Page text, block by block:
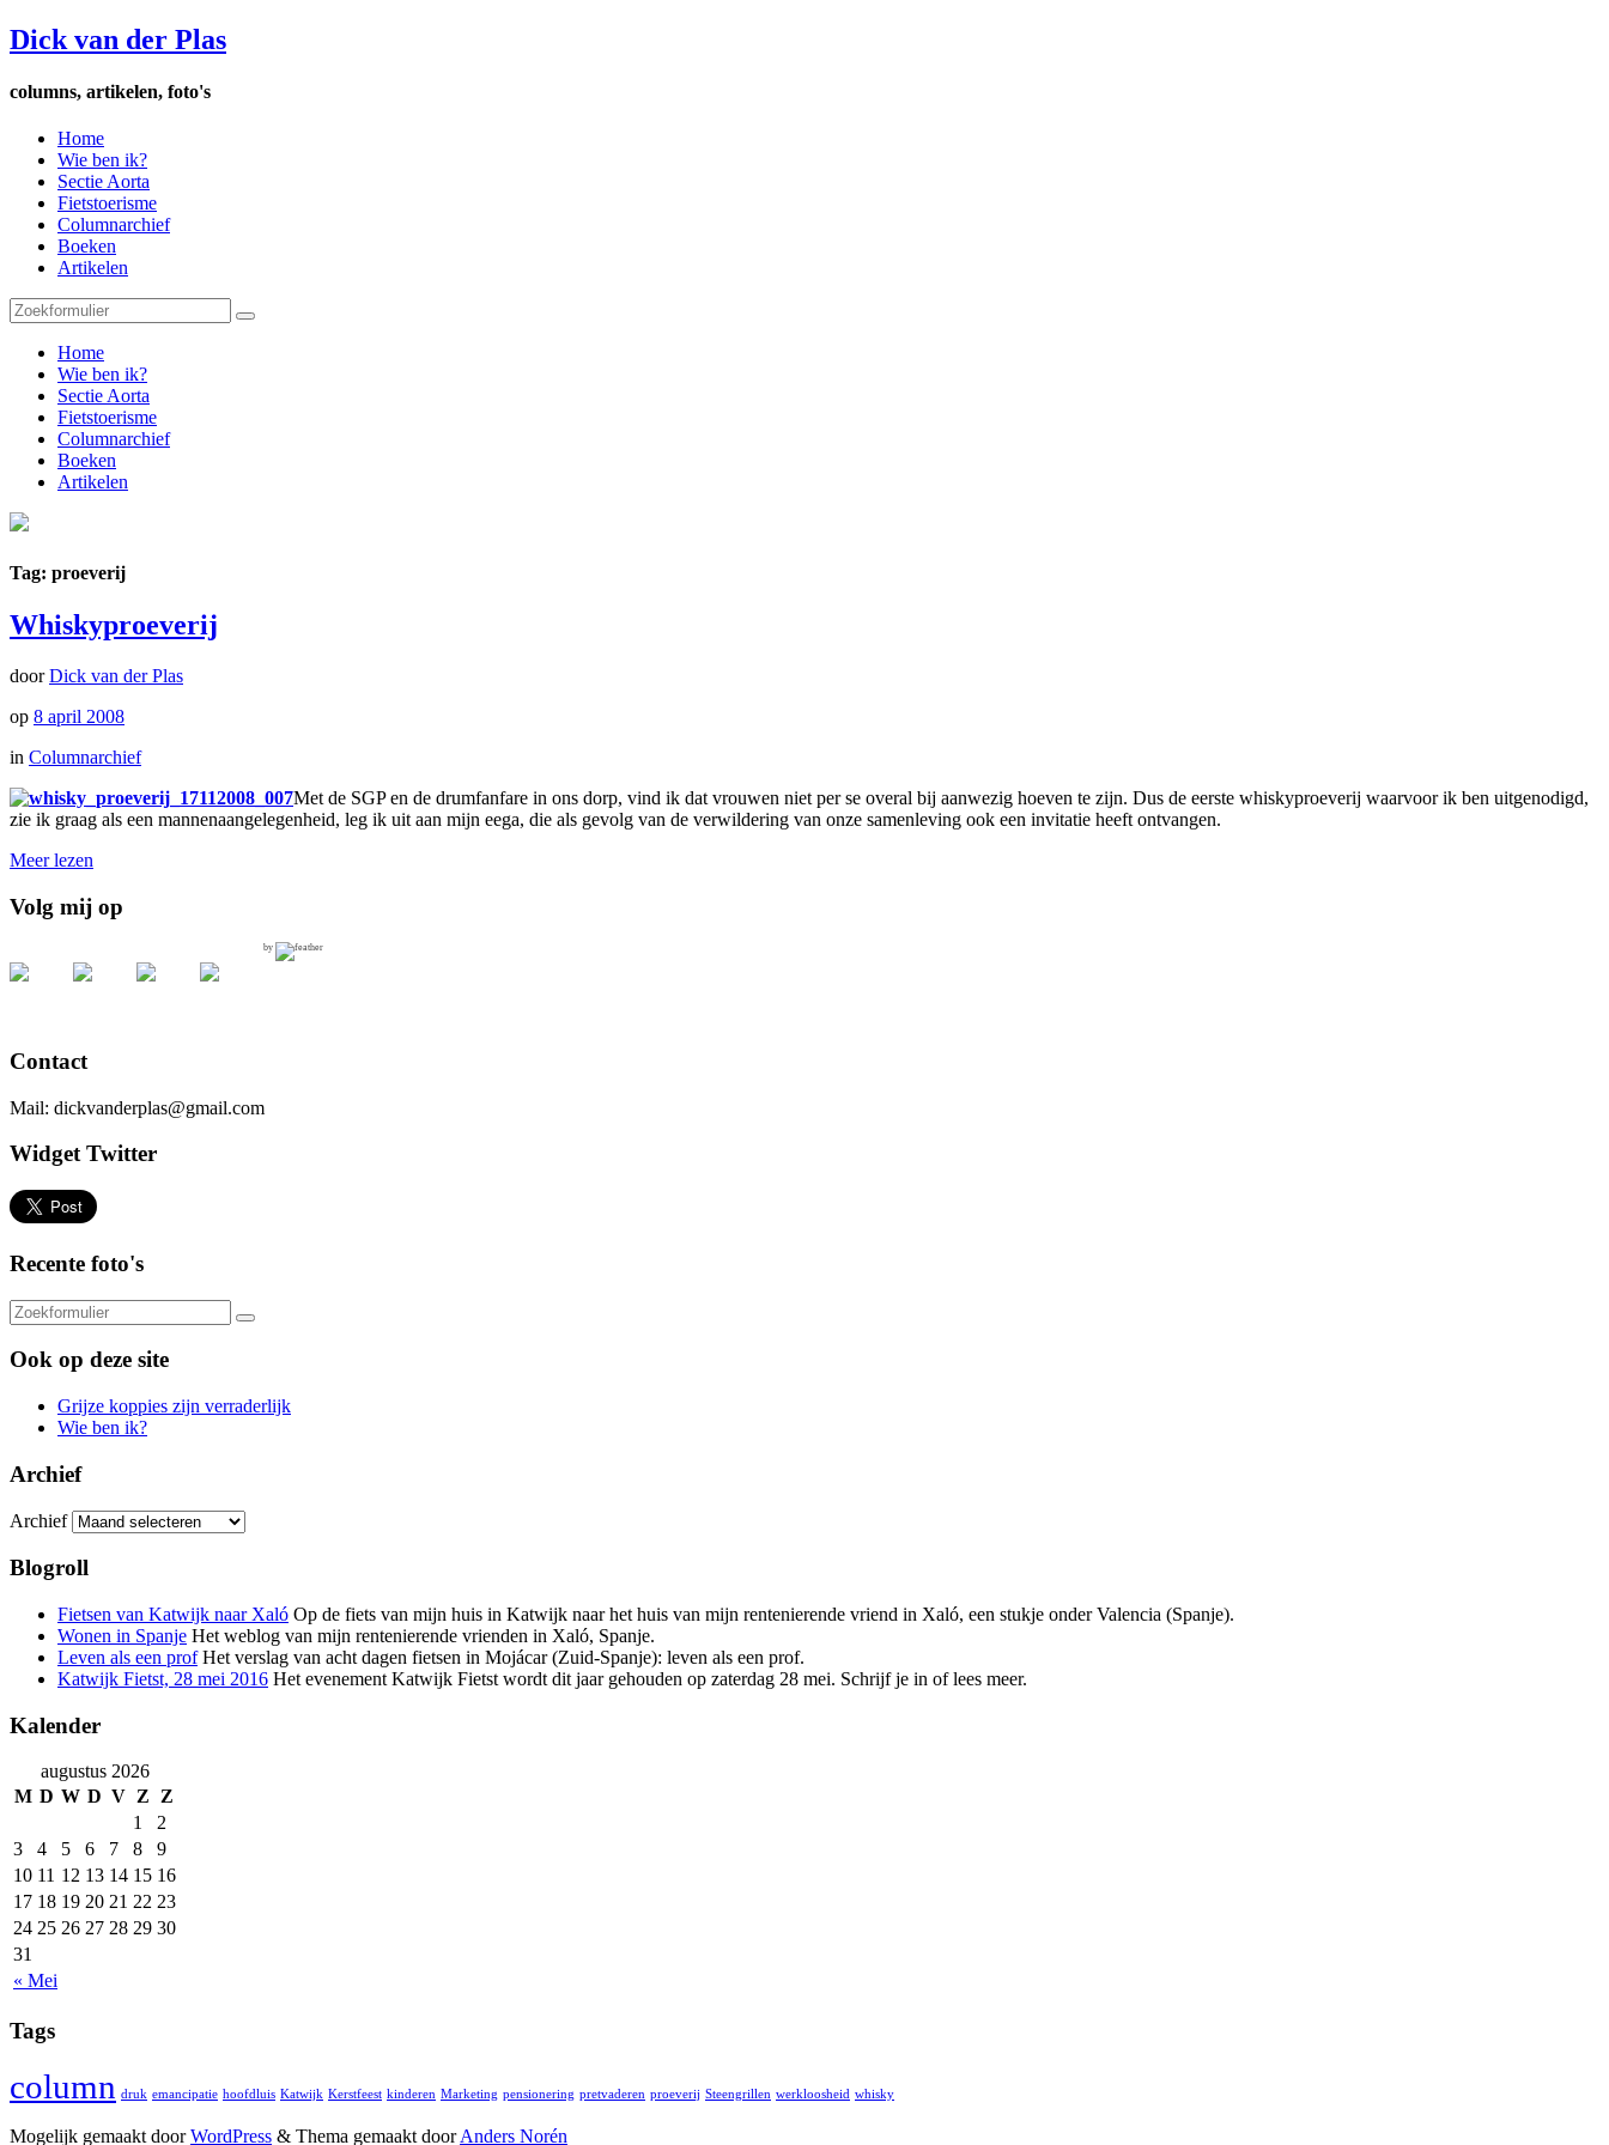
Dick van der Plas
columns, artikelen, foto's
Home
Wie ben ik?
Sectie Aorta
Fietstoerisme
Columnarchief
Boeken
Artikelen
Home
Wie ben ik?
Sectie Aorta
Fietstoerisme
Columnarchief
Boeken
Artikelen
Tag: proeverij
Whiskyproeverij
doorDick van der Plas
op 8 april 2008
in Columnarchief
Met de SGP en de drumfanfare in ons dorp, vind ik dat vrouwen niet per se overal bij aanwezig hoeven te zijn. Dus de eerste whiskyproeverij waarvoor ik ben uitgenodigd,
zie ik graag als een mannenaangelegenheid, leg ik uit aan mijn eega, die als gevolg van de verwildering van onze samenleving ook een invitatie heeft ontvangen.
Meer lezen
Volg mij op
by
Contact
Mail: dickvanderplas@gmail.com
Widget Twitter
Recente foto's
Ook op deze site
Grijze koppies zijn verraderlijk
Wie ben ik?
Archief
Archief
Blogroll
Fietsen van Katwijk naar Xaló Op de fiets van mijn huis in Katwijk naar het huis van mijn rentenierende vriend in Xaló, een stukje onder Valencia (Spanje).
Wonen in Spanje Het weblog van mijn rentenierende vrienden in Xaló, Spanje.
Leven als een profHet verslag van acht dagen fietsen in Mojácar (Zuid-Spanje): leven als een prof.
Katwijk Fietst, 28 mei 2016 Het evenement Katwijk Fietst wordt dit jaar gehouden op zaterdag 28 mei. Schrijf je in of lees meer.
Kalender
augustus 2026
M D W D V Z Z
« Mei
1
2
3
4 5 6 7 8
9
10 11 12 13 14 15 16
17 18 19 20 21 22 23
24 25 26 27 28 29 30
31
Tags
column druk emancipatie hoofdluis Katwijk Kerstfeest kinderen Marketing pensionering pretvaderen proeverij Steengrillen werkloosheid whisky
Mogelijk gemaakt doorWordPress & Thema gemaakt doorAnders Norén